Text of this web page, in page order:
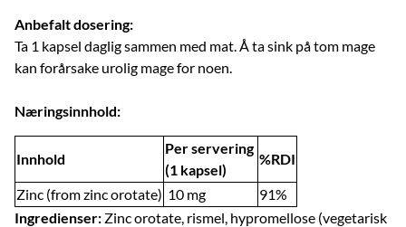
Anbefalt dosering:
Ta 1 kapsel daglig sammen med mat. Å ta sink på tom mage
kan forårsake urolig mage for noen.
Næringsinnhold:
Innhold
Per servering
(1 kapsel)
%RDI
Zinc (from zinc orotate) 10 mg
91%
Ingredienser: Zinc orotate, rismel, hypromellose (vegetarisk